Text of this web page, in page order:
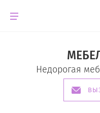
Недорогая